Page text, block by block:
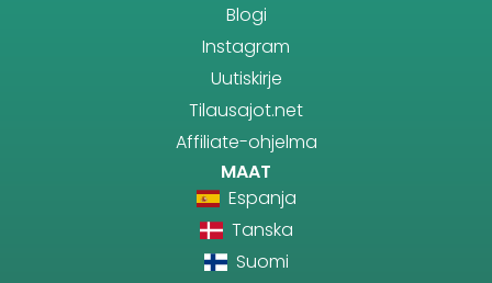
Blogi
Instagram
Uutiskirje
Tilausajot.net
Affiliate-ohjelma
MAAT
Espanja
Tanska
Suomi